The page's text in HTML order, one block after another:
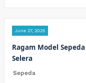
June 27, 2025
Ragam Model
Selera
Sepeda